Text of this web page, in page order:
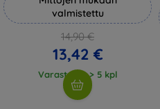
valmistettu
14,90 €
13,42 €
Varastossa > 5 kpl